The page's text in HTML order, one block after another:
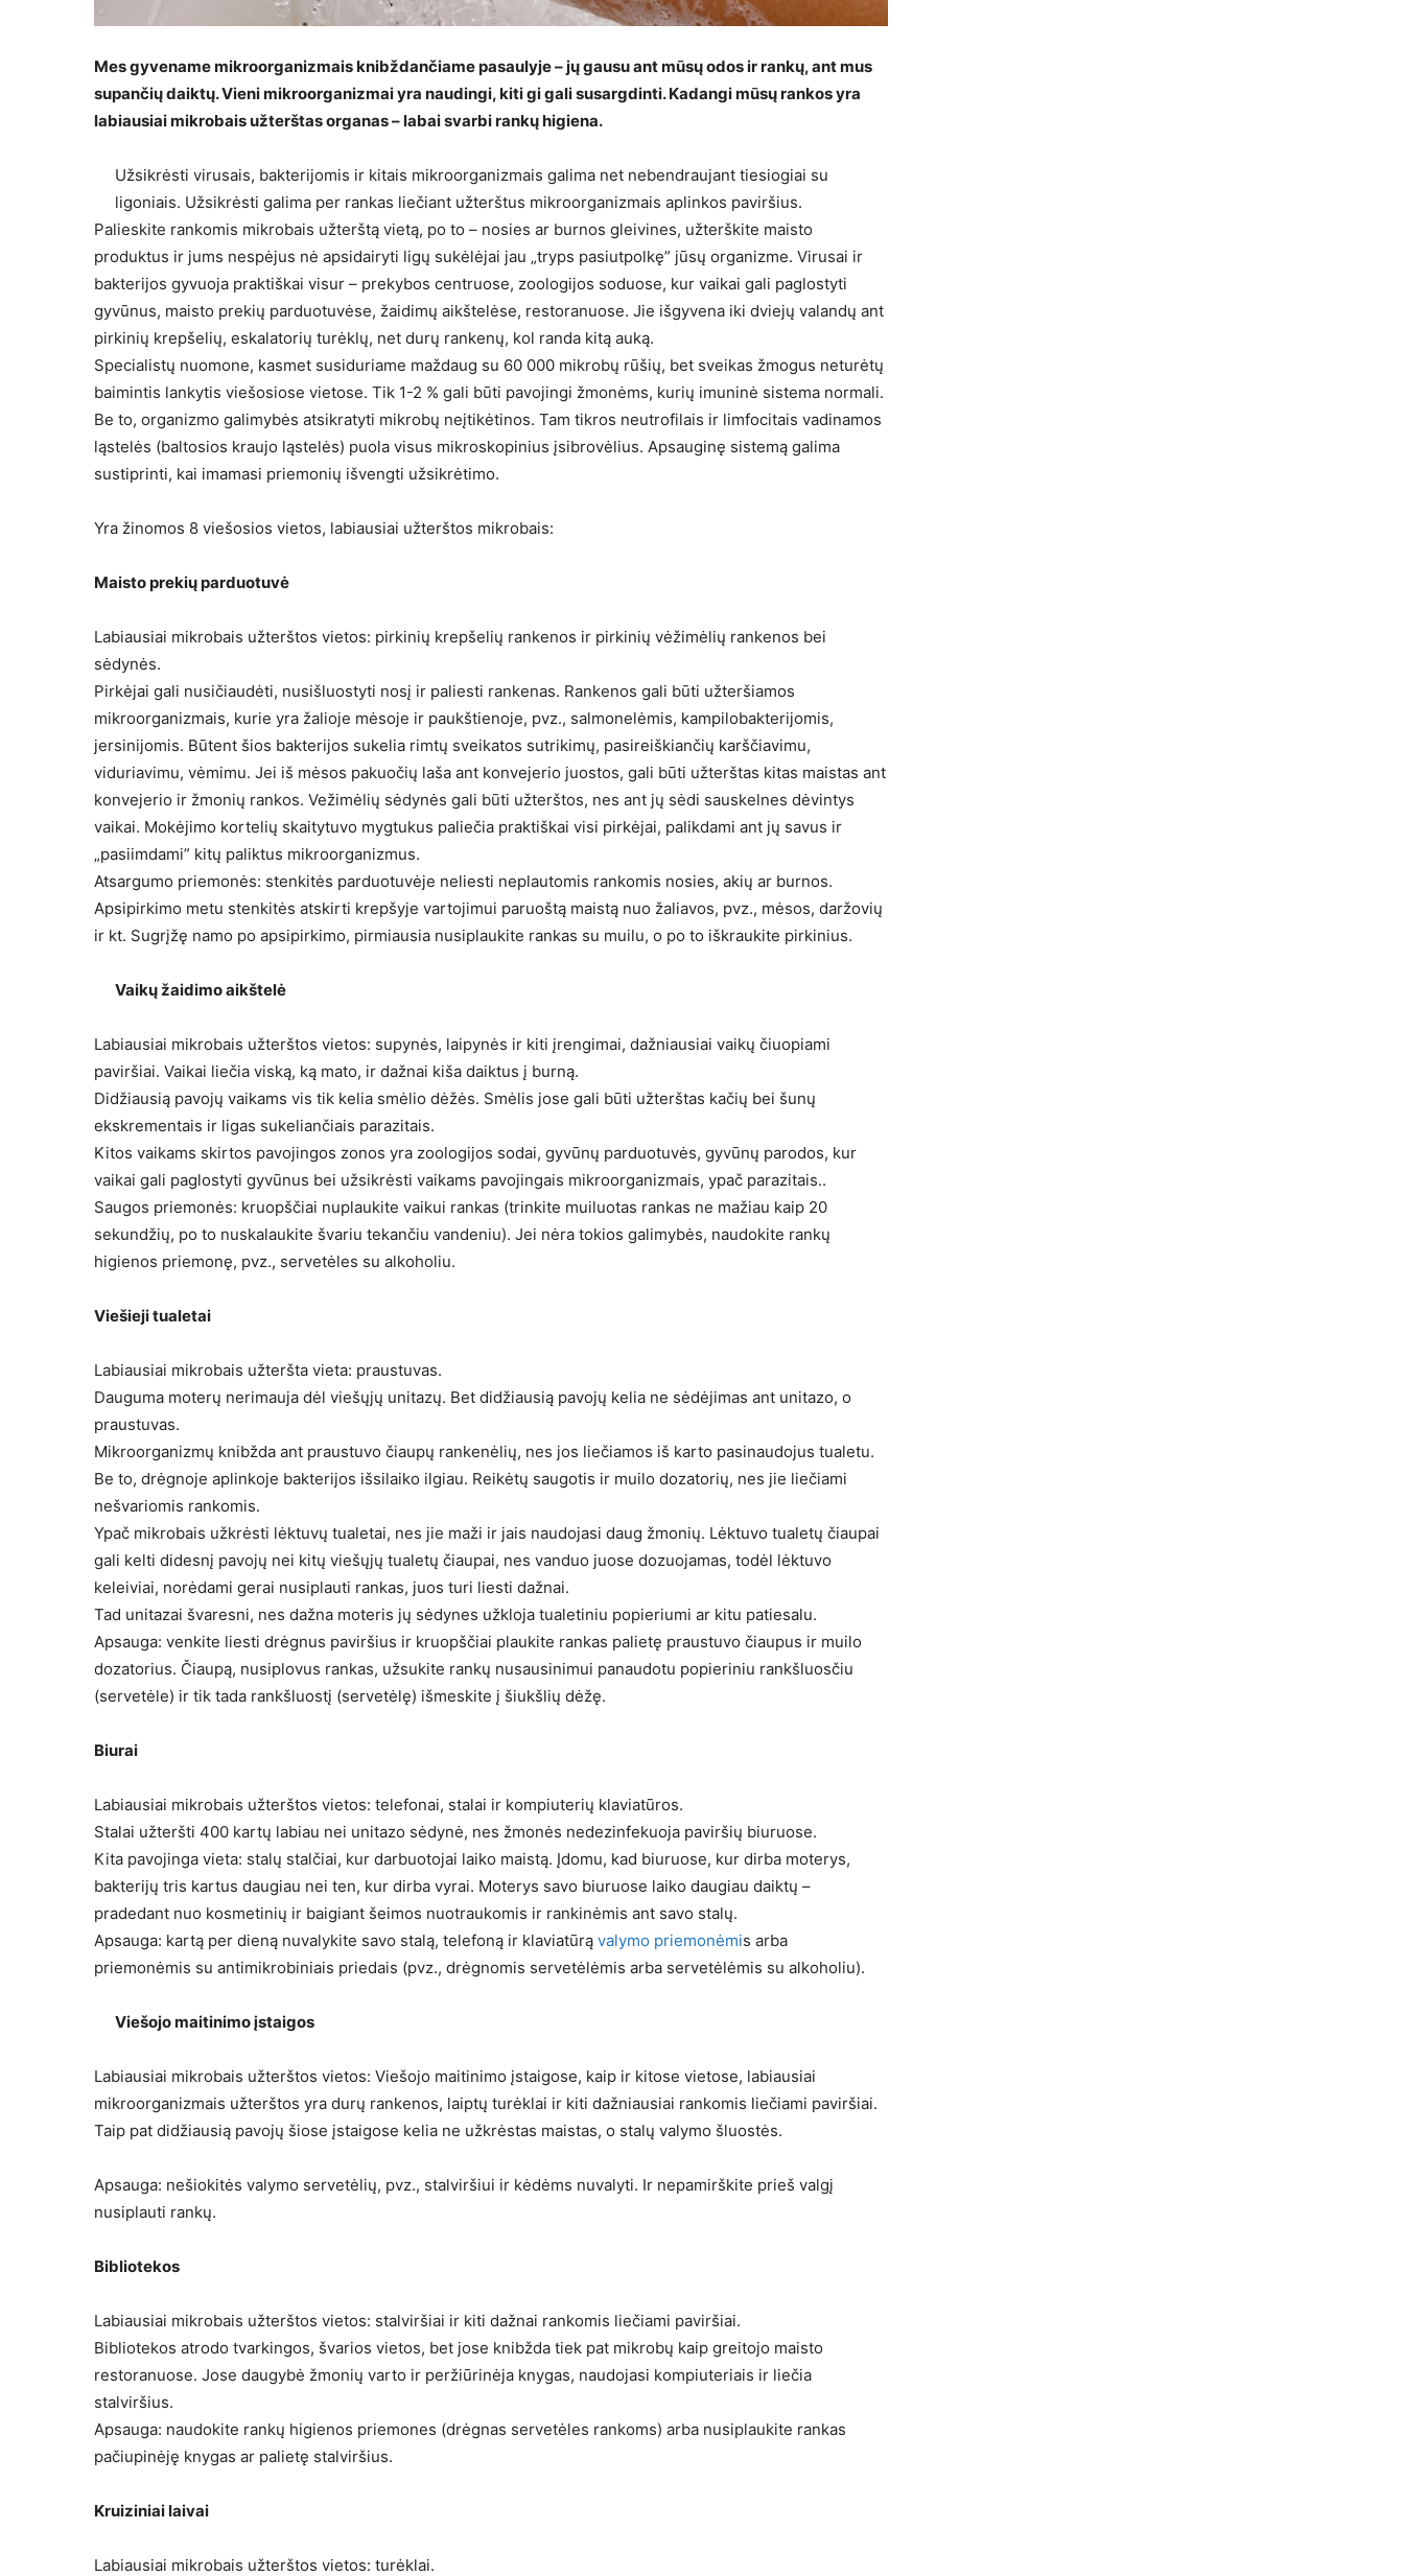
Mes gyvename mikroorganizmais knibždančiame pasaulyje – jų gausu ant mūsų odos ir rankų, ant mus
supančių daiktų. Vieni mikroorganizmai yra naudingi, kiti gi gali susargdinti. Kadangi mūsų rankos yra
labiausiai mikrobais užterštas organas – labai svarbi rankų higiena.
Užsikrėsti virusais, bakterijomis ir kitais mikroorganizmais galima net nebendraujant tiesiogiai su
ligoniais. Užsikrėsti galima per rankas liečiant užterštus mikroorganizmais aplinkos paviršius.
Palieskite rankomis mikrobais užterštą vietą, po to – nosies ar burnos gleivines, užterškite maisto
produktus ir jums nespėjus nė apsidairyti ligų sukėlėjai jau „tryps pasiutpolkę” jūsų organizme. Virusai ir
bakterijos gyvuoja praktiškai visur – prekybos centruose, zoologijos soduose, kur vaikai gali paglostyti
gyvūnus, maisto prekių parduotuvėse, žaidimų aikštelėse, restoranuose. Jie išgyvena iki dviejų valandų ant
pirkinių krepšelių, eskalatorių turėklų, net durų rankenų, kol randa kitą auką.
Specialistų nuomone, kasmet susiduriame maždaug su 60 000 mikrobų rūšių, bet sveikas žmogus neturėtų
baimintis lankytis viešosiose vietose. Tik 1-2 % gali būti pavojingi žmonėms, kurių imuninė sistema normali.
Be to, organizmo galimybės atsikratyti mikrobų neįtikėtinos. Tam tikros neutrofilais ir limfocitais vadinamos
ląstelės (baltosios kraujo ląstelės) puola visus mikroskopinius įsibrovėlius. Apsauginę sistemą galima
sustiprinti, kai imamasi priemonių išvengti užsikrėtimo.
Yra žinomos 8 viešosios vietos, labiausiai užterštos mikrobais:
Maisto prekių parduotuvė
Labiausiai mikrobais užterštos vietos: pirkinių krepšelių rankenos ir pirkinių vėžimėlių rankenos bei
sėdynės.
Pirkėjai gali nusičiaudėti, nusišluostyti nosį ir paliesti rankenas. Rankenos gali būti užteršiamos
mikroorganizmais, kurie yra žalioje mėsoje ir paukštienoje, pvz., salmonelėmis, kampilobakterijomis,
jersinijomis. Būtent šios bakterijos sukelia rimtų sveikatos sutrikimų, pasireiškiančių karščiavimu,
viduriavimu, vėmimu. Jei iš mėsos pakuočių laša ant konvejerio juostos, gali būti užterštas kitas maistas ant
konvejerio ir žmonių rankos. Vežimėlių sėdynės gali būti užterštos, nes ant jų sėdi sauskelnes dėvintys
vaikai. Mokėjimo kortelių skaitytuvo mygtukus paliečia praktiškai visi pirkėjai, palikdami ant jų savus ir
„pasiimdami” kitų paliktus mikroorganizmus.
Atsargumo priemonės: stenkitės parduotuvėje neliesti neplautomis rankomis nosies, akių ar burnos.
Apsipirkimo metu stenkitės atskirti krepšyje vartojimui paruoštą maistą nuo žaliavos, pvz., mėsos, daržovių
ir kt. Sugrįžę namo po apsipirkimo, pirmiausia nusiplaukite rankas su muilu, o po to iškraukite pirkinius.
Vaikų žaidimo aikštelė
Labiausiai mikrobais užterštos vietos: supynės, laipynės ir kiti įrengimai, dažniausiai vaikų čiuopiami
paviršiai. Vaikai liečia viską, ką mato, ir dažnai kiša daiktus į burną.
Didžiausią pavojų vaikams vis tik kelia smėlio dėžės. Smėlis jose gali būti užterštas kačių bei šunų
ekskrementais ir ligas sukeliančiais parazitais.
Kitos vaikams skirtos pavojingos zonos yra zoologijos sodai, gyvūnų parduotuvės, gyvūnų parodos, kur
vaikai gali paglostyti gyvūnus bei užsikrėsti vaikams pavojingais mikroorganizmais, ypač parazitais..
Saugos priemonės: kruopščiai nuplaukite vaikui rankas (trinkite muiluotas rankas ne mažiau kaip 20
sekundžių, po to nuskalaukite švariu tekančiu vandeniu). Jei nėra tokios galimybės, naudokite rankų
higienos priemonę, pvz., servetėles su alkoholiu.
Viešieji tualetai
Labiausiai mikrobais užteršta vieta: praustuvas.
Dauguma moterų nerimauja dėl viešųjų unitazų. Bet didžiausią pavojų kelia ne sėdėjimas ant unitazo, o
praustuvas.
Mikroorganizmų knibžda ant praustuvo čiaupų rankenėlių, nes jos liečiamos iš karto pasinaudojus tualetu.
Be to, drėgnoje aplinkoje bakterijos išsilaiko ilgiau. Reikėtų saugotis ir muilo dozatorių, nes jie liečiami
nešvariomis rankomis.
Ypač mikrobais užkrėsti lėktuvų tualetai, nes jie maži ir jais naudojasi daug žmonių. Lėktuvo tualetų čiaupai
gali kelti didesnį pavojų nei kitų viešųjų tualetų čiaupai, nes vanduo juose dozuojamas, todėl lėktuvo
keleiviai, norėdami gerai nusiplauti rankas, juos turi liesti dažnai.
Tad unitazai švaresni, nes dažna moteris jų sėdynes užkloja tualetiniu popieriumi ar kitu patiesalu.
Apsauga: venkite liesti drėgnus paviršius ir kruopščiai plaukite rankas palietę praustuvo čiaupus ir muilo
dozatorius. Čiaupą, nusiplovus rankas, užsukite rankų nusausinimui panaudotu popieriniu rankšluosčiu
(servetėle) ir tik tada rankšluostį (servetėlę) išmeskite į šiukšlių dėžę.
Biurai
Labiausiai mikrobais užterštos vietos: telefonai, stalai ir kompiuterių klaviatūros.
Stalai užteršti 400 kartų labiau nei unitazo sėdynė, nes žmonės nedezinfekuoja paviršių biuruose.
Kita pavojinga vieta: stalų stalčiai, kur darbuotojai laiko maistą. Įdomu, kad biuruose, kur dirba moterys,
bakterijų tris kartus daugiau nei ten, kur dirba vyrai. Moterys savo biuruose laiko daugiau daiktų –
pradedant nuo kosmetinių ir baigiant šeimos nuotraukomis ir rankinėmis ant savo stalų.
Apsauga: kartą per dieną nuvalykite savo stalą, telefoną ir klaviatūrą valymo priemonėmis arba
priemonėmis su antimikrobiniais priedais (pvz., drėgnomis servetėlėmis arba servetėlėmis su alkoholiu).
Viešojo maitinimo įstaigos
Labiausiai mikrobais užterštos vietos: Viešojo maitinimo įstaigose, kaip ir kitose vietose, labiausiai
mikroorganizmais užterštos yra durų rankenos, laiptų turėklai ir kiti dažniausiai rankomis liečiami paviršiai.
Taip pat didžiausią pavojų šiose įstaigose kelia ne užkrėstas maistas, o stalų valymo šluostės.
Apsauga: nešiokitės valymo servetėlių, pvz., stalviršiui ir kėdėms nuvalyti. Ir nepamirškite prieš valgį
nusiplauti rankų.
Bibliotekos
Labiausiai mikrobais užterštos vietos: stalviršiai ir kiti dažnai rankomis liečiami paviršiai.
Bibliotekos atrodo tvarkingos, švarios vietos, bet jose knibžda tiek pat mikrobų kaip greitojo maisto
restoranuose. Jose daugybė žmonių varto ir peržiūrinėja knygas, naudojasi kompiuteriais ir liečia
stalviršius.
Apsauga: naudokite rankų higienos priemones (drėgnas servetėles rankoms) arba nusiplaukite rankas
pačiupinėję knygas ar palietę stalviršius.
Kruiziniai laivai
Labiausiai mikrobais užterštos vietos: turėklai.